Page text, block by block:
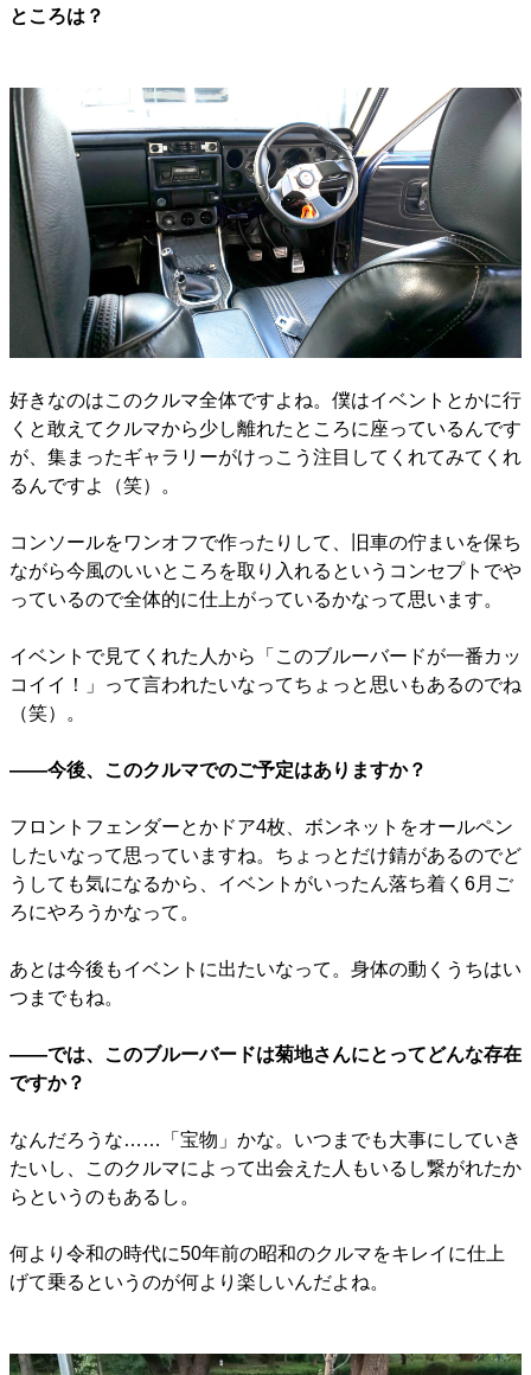
ところは？
好きなのはこのクルマ全体ですよね。僕はイベントとかに行
くと敢えてクルマから少し離れたところに座っているんです
が、集まったギャラリーがけっこう注目してくれてみてくれ
るんですよ（笑）。
コンソールをワンオフで作ったりして、旧車の佇まいを保ち
ながら今風のいいところを取り入れるというコンセプトでや
っているので全体的に仕上がっているかなって思います。
イベントで見てくれた人から「このブルーバードが一番カッ
コイイ！」って言われたいなってちょっと思いもあるのでね
（笑）。
――今後、このクルマでのご予定はありますか？
フロントフェンダーとかドア4枚、ボンネットをオールペン
したいなって思っていますね。ちょっとだけ錆があるのでど
うしても気になるから、イベントがいったん落ち着く6月ご
ろにやろうかなって。
あとは今後もイベントに出たいなって。身体の動くうちはい
つまでもね。
――では、このブルーバードは菊地さんにとってどんな存在
ですか？
なんだろうな……「宝物」かな。いつまでも大事にしていき
たいし、このクルマによって出会えた人もいるし繋がれたか
らというのもあるし。
何より令和の時代に50年前の昭和のクルマをキレイに仕上
げて乗るというのが何より楽しいんだよね。